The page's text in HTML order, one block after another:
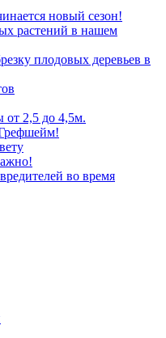
новый сезон!
растений в нашем
плодовых деревьев в
от 2,5 до 4,5м.
во время